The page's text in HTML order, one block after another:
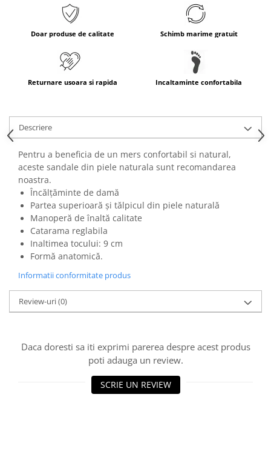
Doar produse de calitate Schimb marime gratuit
Returnare usoara si rapida Incaltaminte confortabila
Descriere
Pentru a beneficia de un mers confortabil si natural,
aceste sandale din piele naturala sunt recomandarea
noastra.
Încălţăminte de damă
Partea superioară şi tălpicul din piele naturală
Manoperă de înaltă calitate
Catarama reglabila
Inaltimea tocului: 9 cm
Formă anatomică.
Informatii conformitate produs
Review-uri(0)
Daca doresti sa iti exprimi parerea despre acest produs
poti adauga un review.
SCRIE UN REVIEW